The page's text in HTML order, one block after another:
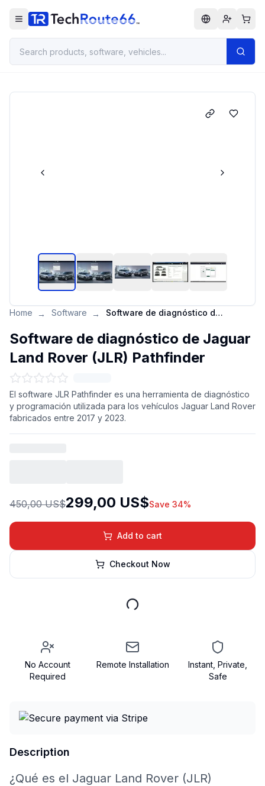
Home → Software → Software de diagnóstico de Jaguar Land Rover (JLR) Pathfinder
Software de diagnóstico de Jaguar
Land Rover (JLR) Pathfinder
El software JLR Pathfinder es una herramienta de diagnóstico
y programación utilizada para los vehículos Jaguar Land Rover
fabricados entre 2017 y 2023.
450,00 US$299,00 US$Save 34%
Add to cart
Checkout Now
No Account
Required
Remote Installation
Instant, Private,
Safe
Description
¿Qué es el Jaguar Land Rover (JLR)